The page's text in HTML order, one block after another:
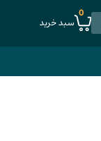
0
سبد خرید